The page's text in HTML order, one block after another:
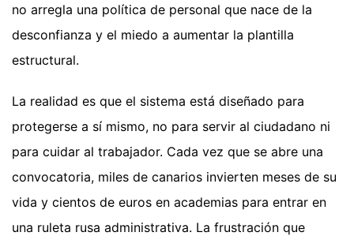
no arregla una política de personal que nace de la
desconfianza y el miedo a aumentar la plantilla
estructural.
La realidad es que el sistema está diseñado para
protegerse a sí mismo, no para servir al ciudadano ni
para cuidar al trabajador. Cada vez que se abre una
convocatoria, miles de canarios invierten meses de su
vida y cientos de euros en academias para entrar en
una ruleta rusa administrativa. La frustración que